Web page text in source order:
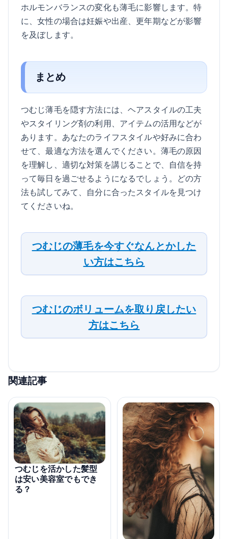
ホルモンバランスの変化も薄毛に影響します。特
に、女性の場合は妊娠や出産、更年期などが影響
を及ぼします。
まとめ
つむじ薄毛を隠す方法には、ヘアスタイルの工夫
やスタイリング剤の利用、アイテムの活用などが
あります。あなたのライフスタイルや好みに合わ
せて、最適な方法を選んでください。薄毛の原因
を理解し、適切な対策を講じることで、自信を持
って毎日を過ごせるようになるでしょう。どの方
法も試してみて、自分に合ったスタイルを見つけ
てくださいね。
つむじの薄毛を今すぐなんとかした
い方はこちら
つむじのボリュームを取り戻したい
方はこちら
関連記事
つむじを活かした髪型
は安い美容室でもでき
る？